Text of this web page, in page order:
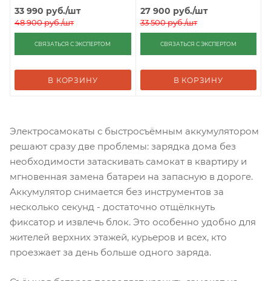
33 990 руб./шт
48 900руб./шт
СВЯЗАТЬСЯ С ЭКСПЕРТОМ
В КОРЗИНУ
27 900 руб./шт
33 500руб./шт
СВЯЗАТЬСЯ С ЭКСПЕРТОМ
В КОРЗИНУ
Электросамокаты с быстросъёмным аккумулятором
решают сразу две проблемы: зарядка дома без
необходимости затаскивать самокат в квартиру и
мгновенная замена батареи на запасную в дороге.
Аккумулятор снимается без инструментов за
несколько секунд - достаточно отщёлкнуть
фиксатор и извлечь блок. Это особенно удобно для
жителей верхних этажей, курьеров и всех, кто
проезжает за день больше одного заряда.